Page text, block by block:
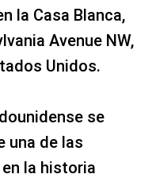
la Casa Blanca,
Avenue NW,
Unidos.
se
una de las
la historia